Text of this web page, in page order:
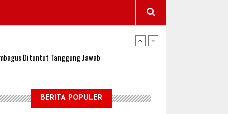
Jadi Lokasi Uji Coba Program NADI JKN
Dituntut Tanggung Jawab
Padi, Proyeksi Hasil Capai 2,4 Ton Gabah
BERITA POPULER